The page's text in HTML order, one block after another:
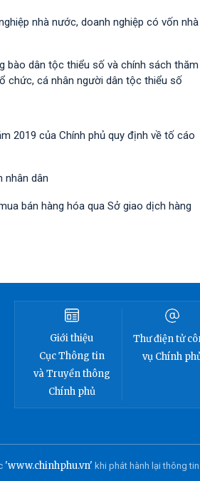
nhà nước, doanh nghiệp có vốn nhà
bào dân tộc thiểu số và chính sách thăm
chức, cá nhân người dân tộc thiểu số
2019 của Chính phủ quy định về tố cáo
nhân dân
bán hàng hóa qua Sở giao dịch hàng
Giới thiệu
Cục Thông tin
và Truyền thông
Chính phủ
Thư điện tử
vụ Chính
'www.chinhphu.vn' khi phát hành lại thông